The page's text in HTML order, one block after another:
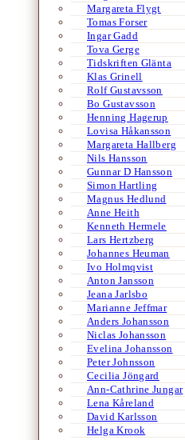
Margareta Flygt
Tomas Forser
Ingar Gadd
Tova Gerge
Tidskriften Glänta
Klas Grinell
Rolf Gustavsson
Bo Gustavsson
Henning Hagerup
Lovisa Håkansson
Margareta Hallberg
Nils Hansson
Gunnar D Hansson
Simon Hartling
Magnus Hedlund
Anne Heith
Kenneth Hermele
Lars Hertzberg
Johannes Heuman
Ivo Holmqvist
Anton Jansson
Jeana Jarlsbo
Marianne Jeffmar
Anders Johansson
Niclas Johansson
Evelina Johansson
Peter Johnsson
Cecilia Jöngard
Ann-Cathrine Jungar
Lena Kåreland
David Karlsson
Helga Krook